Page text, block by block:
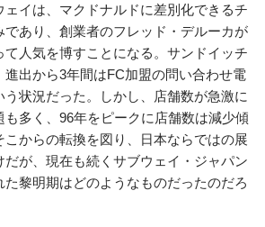
ェイは、マクドナルドに差別化できるチ
であり、創業者のフレッド・デルーカが
人気を博すことになる。サンドイッチ
進出から3年間はFC加盟の問い合わせ電
状況だった。しかし、店舗数が急激に
多く、96年をピークに店舗数は減少傾
こからの転換を図り、日本ならではの展
だが、現在も続くサブウェイ・ジャパン
黎明期はどのようなものだったのだろ